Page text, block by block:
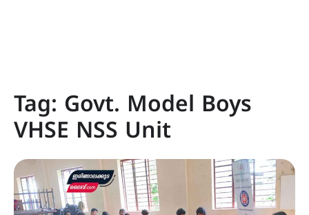
Tag: Govt. Model Boys
VHSE NSS Unit